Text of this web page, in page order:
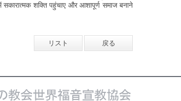
शक्ति पहुंचाए और आशापूर्ण समाज बनाने
リスト 戻る